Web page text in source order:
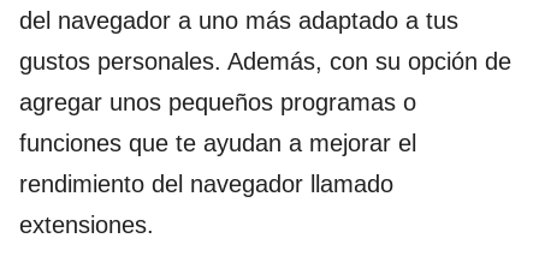
del navegador a uno más adaptado a tus
gustos personales. Además, con su opción de
agregar unos pequeños programas o
funciones que te ayudan a mejorar el
rendimiento del navegador llamado
extensiones.